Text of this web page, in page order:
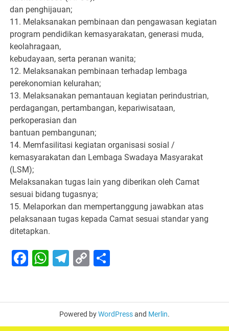
dan penghijauan;
11. Melaksanakan pembinaan dan pengawasan kegiatan
program pendidikan kemasyarakatan, generasi muda,
keolahragaan,
kebudayaan, serta peranan wanita;
12. Melaksanakan pembinaan terhadap lembaga
perekonomian kelurahan;
13. Melaksanakan pemantauan kegiatan perindustrian,
perdagangan, pertambangan, kepariwisataan,
perkoperasian dan
bantuan pembangunan;
14. Memfasilitasi kegiatan organisasi sosial /
kemasyarakatan dan Lembaga Swadaya Masyarakat
(LSM);
Melaksanakan tugas lain yang diberikan oleh Camat
sesuai bidang tugasnya;
15. Melaporkan dan mempertanggung jawabkan atas
pelaksanaan tugas kepada Camat sesuai standar yang
ditetapkan.
Facebook
WhatsApp
Telegram
Copy
Powered byWordPressand Merlin.